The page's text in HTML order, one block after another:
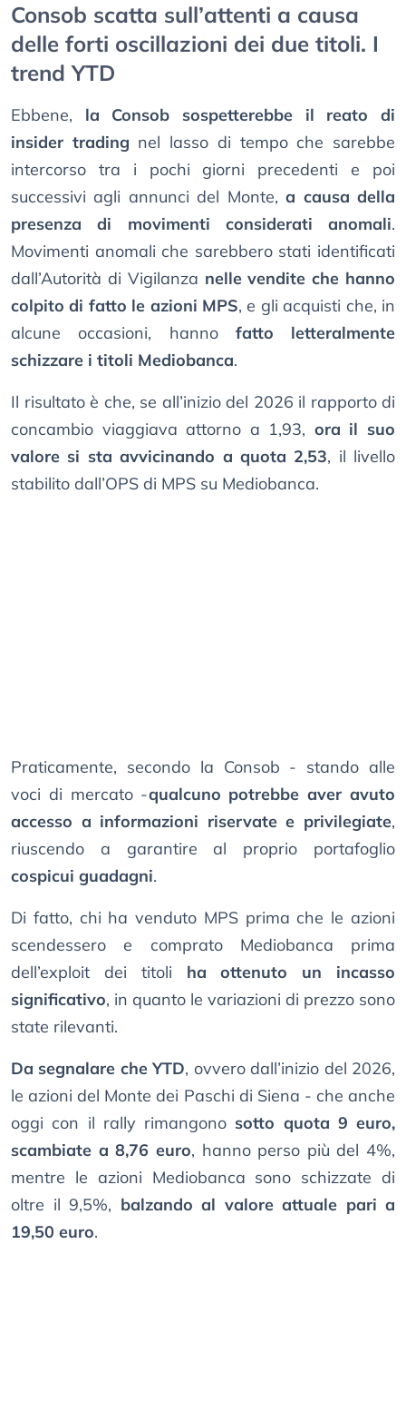
Consob scatta sull’attenti a causa
delle forti oscillazioni dei due titoli. I
trend YTD
Ebbene, la Consob sospetterebbe il reato di
insider trading nel lasso di tempo che sarebbe
intercorso tra i pochi giorni precedenti e poi
successivi agli annunci del Monte,a causa della
presenza di movimenti considerati anomali.
Movimenti anomali che sarebbero stati identificati
dall’Autorità di Vigilanza nelle vendite che hanno
colpito di fatto le azioni MPS, e gli acquisti che, in
alcune occasioni, hanno fatto letteralmente
schizzare i titoli Mediobanca.
Il risultato è che, se all’inizio del 2026 il rapporto di
concambio viaggiava attorno a 1,93, ora il suo
valore si sta avvicinando a quota 2,53, il livello
stabilito dall’OPS di MPS su Mediobanca.
Praticamente, secondo la Consob - stando alle
voci di mercato -qualcuno potrebbe aver avuto
accesso a informazioni riservate e privilegiate,
riuscendo a garantire al proprio portafoglio
cospicui guadagni.
Di fatto, chi ha venduto MPS prima che le azioni
scendessero e comprato Mediobanca prima
dell’exploit dei titoli ha ottenuto un incasso
significativo, in quanto le variazioni di prezzo sono
state rilevanti.
Da segnalare che YTD, ovvero dall’inizio del 2026,
le azioni del Monte dei Paschi di Siena - che anche
oggi con il rally rimangono sotto quota 9 euro,
scambiate a 8,76 euro, hanno perso più del 4%,
mentre le azioni Mediobanca sono schizzate di
oltre il 9,5%, balzando al valore attuale pari a
19,50 euro.